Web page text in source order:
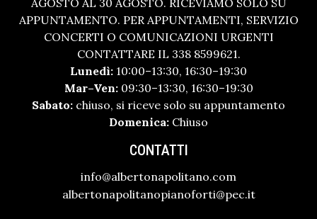
APPUNTAMENTO. PER APPUNTAMENTI, SERVIZIO
CONCERTI O COMUNICAZIONI URGENTI
CONTATTARE IL 338 8599621.
Lunedì: 10:00–13:30, 16:30–19:30
Mar–Ven:09:30–13:30, 16:30–19:30
Sabato: chiuso, si riceve solo su appuntamento
Domenica: Chiuso
CONTATTI
info@albertonapolitano.com
albertonapolitanopianoforti@pec.it